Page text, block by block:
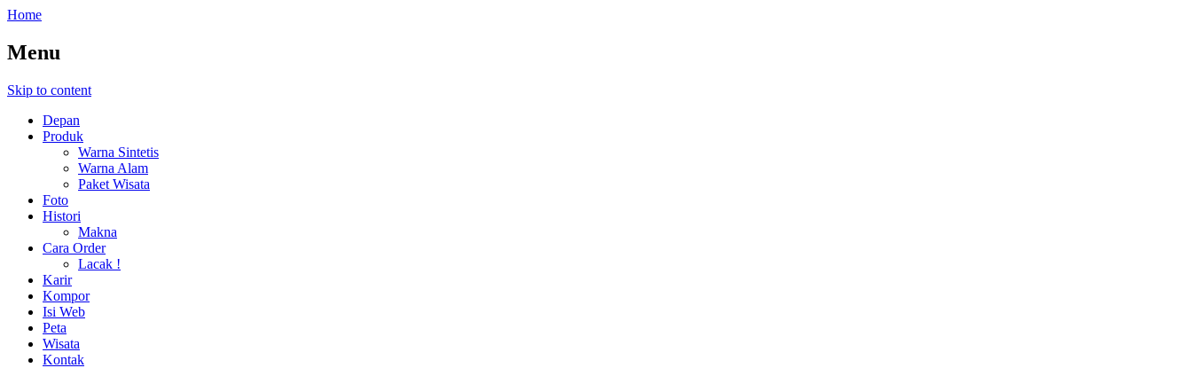
Home
Menu
Skip to content
Depan
Produk
Warna Sintetis
Warna Alam
Paket Wisata
Foto
Histori
Makna
Cara Order
Lacak !
Karir
Kompor
Isi Web
Peta
Wisata
Kontak